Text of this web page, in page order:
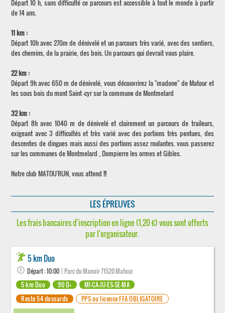
Départ 10 h, sans difficulté ce parcours est accessible à tout le monde à partir
de 14 ans.
11 km :
Départ 10h avec 270m de dénivelé et un parcours très varié, avec des sentiers,
des chemins, de la prairie, des bois. Un parcours qui devrait vous plaire.
22 km :
Départ 9h avec 650 m de dénivelé, vous découvrirez la "madone" de Matour et
les sous bois du mont Saint -cyr sur la commune de Montmelard
32 km :
Départ 8h avec 1040 m de dénivelé et clairement un parcours de traileurs,
exigeant avec 3 difficultés et très varié avec des portions très pentues, des
descentes de dingues mais aussi des portions assez roulantes. vous passerez
sur les communes de Montmelard , Dompierre les ormes et Gibles.
Notre club MATOU'RUN, vous attend !!!
LES ÉPREUVES
Les frais bancaires d'inscription en ligne (1,20 €) vous sont offerts
par l'organisateur.
5 km Duo
Départ : 10:00 | Parc du Manoir 71520 Matour
5 km Duo
90 D+
MI-CA-JU-ES-SE-MA
Reste 54 dossards
PPS ou licence FFA OBLIGATOIRE